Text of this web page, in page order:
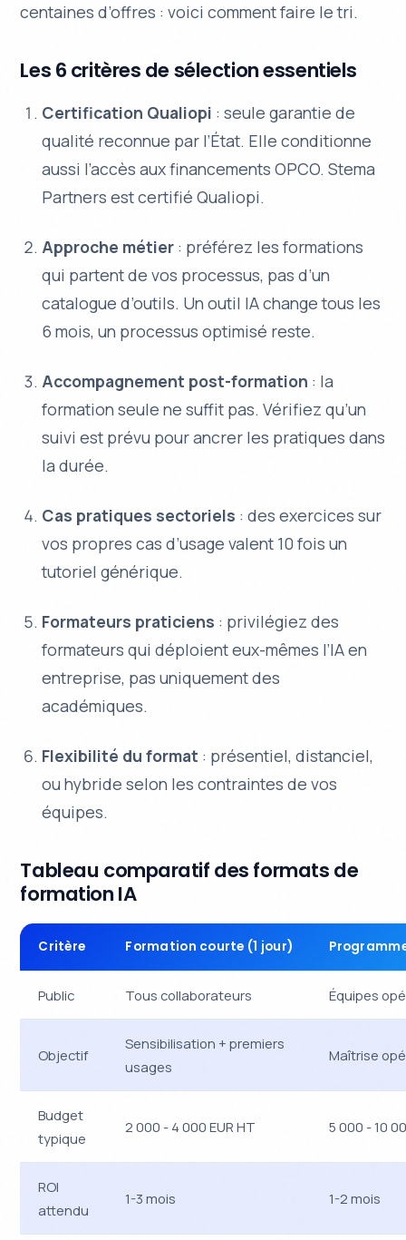
centaines d’offres : voici comment faire le tri.
Les 6 critères de sélection essentiels
Certification Qualiopi : seule garantie de
qualité reconnue par l’État. Elle conditionne
aussi l’accès aux financements OPCO. Stema
Partners est certifié Qualiopi.
Approche métier : préférez les formations
qui partent de vos processus, pas d’un
catalogue d’outils. Un outil IA change tous les
6 mois, un processus optimisé reste.
Accompagnement post-formation : la
formation seule ne suffit pas. Vérifiez qu’un
suivi est prévu pour ancrer les pratiques dans
la durée.
Cas pratiques sectoriels : des exercices sur
vos propres cas d’usage valent 10 fois un
tutoriel générique.
Formateurs praticiens : privilégiez des
formateurs qui déploient eux-mêmes l’IA en
entreprise, pas uniquement des
académiques.
Flexibilité du format : présentiel, distanciel,
ou hybride selon les contraintes de vos
équipes.
Tableau comparatif des formats de
formation IA
Critère Formation courte (1 jour)
Public Tous collaborateurs Équipes
Objectif
Sensibilisation + premiers
usages
Maîtrise
Budget
typique
2 000 - 4 000 EUR HT 5 000 - 10
ROI
attendu
1-3 mois 1-2 mois